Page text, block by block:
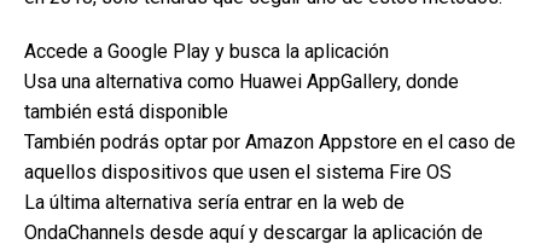
Accede a Google Play y busca la aplicación
Usa una alternativa como Huawei AppGallery, donde
también está disponible
También podrás optar por Amazon Appstore en el caso de
aquellos dispositivos que usen el sistema Fire OS
La última alternativa sería entrar en la web de
OndaChannels desde aquí y descargar la aplicación de